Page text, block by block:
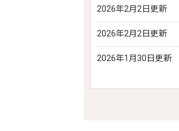
2026年2月2日更新
2026年2月2日更新
2026年1月30日更新